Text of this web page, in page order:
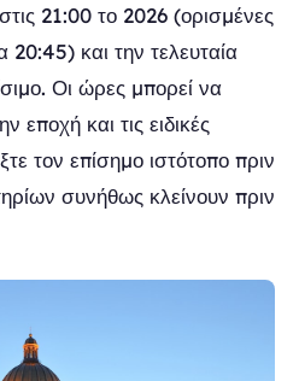
21:00 το 2026 (ορισμένες
και την τελευταία
Οι ώρες μπορεί να
εποχή και τις ειδικές
τον επίσημο ιστότοπο πριν
συνήθως κλείνουν πριν